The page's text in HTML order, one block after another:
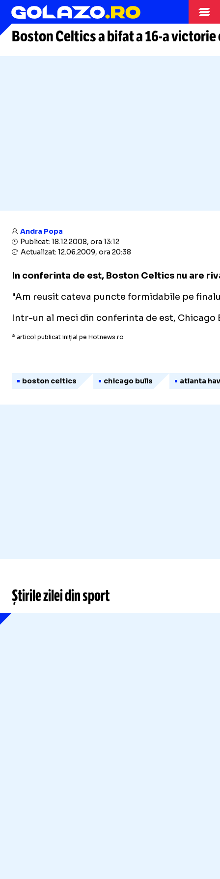
Arhiva
Boston Celtics a bifat a16-avictorie
Andra Popa
Publicat: 18.12.2008, ora 13:12
Actualizat: 12.06.2009, ora 20:38
In conferinta de est, Boston Celtics nu are
"Am reusit cateva puncte formidabile pe
Intr-un al meci din conferinta de est, Chicago
* articol publicat inițial pe Hotnews.ro
boston celtics chicago bulls atlanta
Știrile zilei din sport